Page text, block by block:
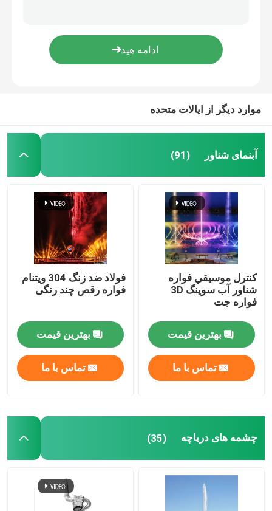
پروژه آبنما
صفحه نمایش فیلم آب
چشمه سوئیچ
آب چشمه پرنده
فواره اسپری
آبنمای قابل حمل
چشمه های آبشار
فواره قاصدک
high-tech outdoor garden water fountain
موارد دیگر از ایالات متحده
آبنمای شناور (91)
کنترل موسيقي فواره
شناور آب سوينگ 3D
فواره جت
بهترین قیمت
تماس با ما
فولاد ضد زنگ 304 ویتنام
فواره رقص چند رنگی
بهترین قیمت
تماس با ما
چشمه های دریاچه (35)